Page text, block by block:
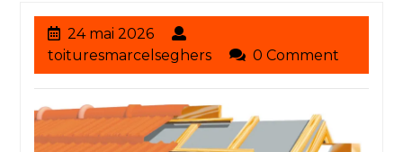
24 mai 202624
mai
2026
toituresmarcelsegherstoituresmarcelseghers
0 Comment